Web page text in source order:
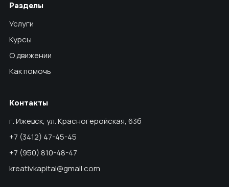
Разделы
Услуги
Курсы
О движении
Как помочь
Контакты
г. Ижевск, ул. Красногеройская, 63б
+7 (3412) 47-45-45
+7 (950) 810-48-47
kreativkapital@gmail.com